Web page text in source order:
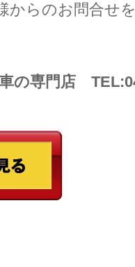
からのお問合せ
の専門店